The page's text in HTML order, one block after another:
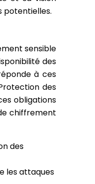
potentielles.
sensible
des
à ces
des
obligations
chiffrement
des
les attaques